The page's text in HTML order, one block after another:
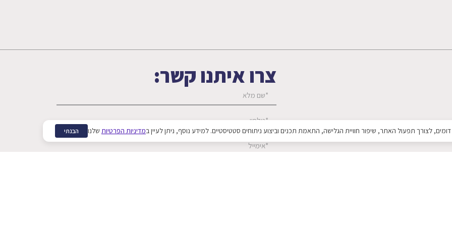
צרו איתנו קשר:
מדיניות הפרטיות שלנו הבנתי